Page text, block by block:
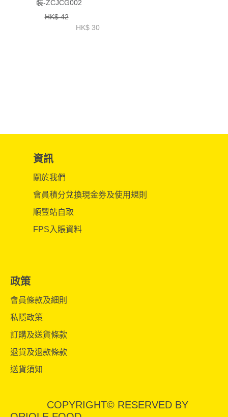
裝-ZCJCG002
HK$ 42
HK$ 30
資訊
關於我們
會員積分兌換現金劵及使用規則
順豐站自取
FPS入賬資料
政策
會員條款及細則
私隱政策
訂購及送貨條款
退貨及退款條款
送貨須知
COPYRIGHT© RESERVED BY